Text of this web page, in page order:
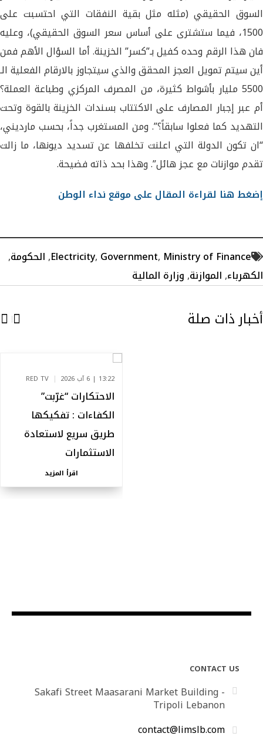
السوق الحقيقي (مثله مثل بقية النفقات التي احتسبت على
1500، فيما ستشترى على أساس سعر السوق الحقيقي)، وعليه
فان هذا الرقم وحده كفيل بـ”كسر” الخزينة. أما السؤال الأهم فمن
أين سيتم تمويل العجز المحقق والذي سيتجاوز بالارقام الفعلية الـ
5500 مليار بأشواط كثيرة، من المصرف المركزي وطباعة العملة؟
أم عبر إجبار المصارف على الاكتتاب بسندات الخزينة بالقوة وتحت
التهديد كما فعلوا سابقاً؟”. ومن المستغرب جداً، بحسب مارديني،
“ان تكون الدولة التي اعلنت تخلفها عن تسديد ديونها، ما زالت
تقدم موازنات مع عجز هائل”. وهذا بحد ذاته فضيحة.
إضغط هنا لقراءة المقال على موقع نداء الوطن
Electricity, Government, Ministry of Finance
,الحكومة,
الكهرباء,الموازنة,وزارة المالية
أخبار ذات صلة
13:22 | 6 آب 2026 RED TV
الاحتكارات “غرّبت”
الكفاءات : تفكيكها
طريق سريع لاستعادة
الاستثمارات
اقرأ المزيد
CONTACT US
Sakafi Street Maasarani Market Building -
Tripoli Lebanon
contact@limslb.com